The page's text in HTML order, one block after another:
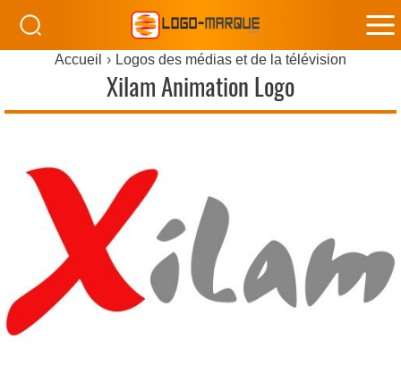
Accueil Logos des médias et de la télévision
Xilam Animation Logo